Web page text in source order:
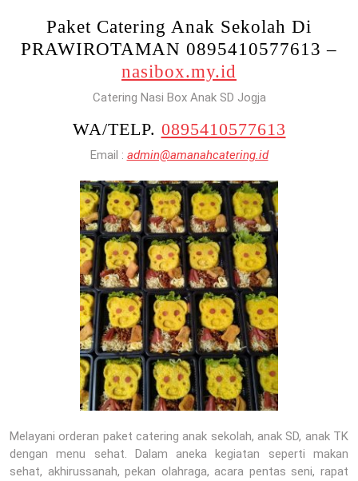
Paket Catering Anak Sekolah Di
PRAWIROTAMAN 0895410577613 –
nasibox.my.id
Catering Nasi Box Anak SD Jogja
WA/TELP. 0895410577613
Email : admin@amanahcatering.id
Melayani orderan paket catering anak sekolah, anak SD, anak TK
dengan menu sehat. Dalam aneka kegiatan seperti makan
sehat, akhirussanah, pekan olahraga, acara pentas seni, rapat